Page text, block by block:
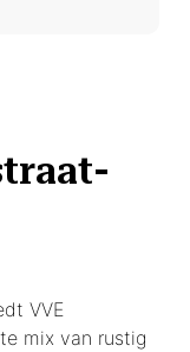
VVE
mix van rustig